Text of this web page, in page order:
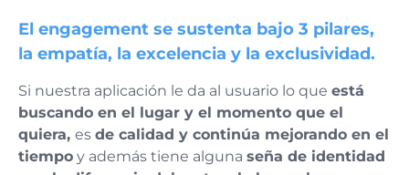
El engagement se sustenta bajo 3 pilares,
la empatía, la excelencia y la exclusividad.
Si nuestra aplicación le da al usuario lo que está
buscando en el lugar y el momento que el
quiera, es de calidad y continúa mejorando en el
tiempo y además tiene alguna seña de identidad